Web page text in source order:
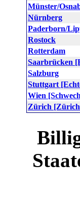
Münster/
Nürnberg
Paderborn/
Rostock
Rotterdam
Saarbrücken
Salzburg
Stuttgart
Wien
Zürich